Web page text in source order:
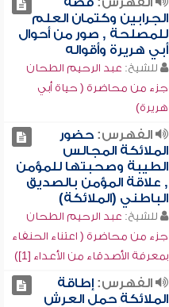
الجرابين وكتمان العلم
للمصلحة , صور من أحوال
أبي هريرة وأقواله
للشيخ: عبد الرحيم الطحان
جزء من محاضرة ( حياة أبي
هريرة)
الفهرس:حضور
الملائكة المجالس
الطيبة وصحبتها للمؤمن
, علاقة المؤمن بالصديق
الباطني (الملائكة)
للشيخ: عبد الرحيم الطحان
جزء من محاضرة ( اعتناء الحنفاء
بمعرفة الأصدقاء من الأعداء [1])
الفهرس:إطاقة
الملائكة حمل العرش